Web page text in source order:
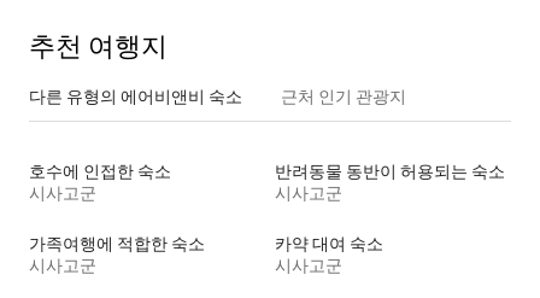
추천 여행지
다른 유형의 에어비앤비 숙소 근처 인기 관광지
호수에 인접한 숙소
시사고군
반려동물 동반이 허용되는 숙소
시사고군
가족여행에 적합한 숙소
시사고군
카약 대여 숙소
시사고군